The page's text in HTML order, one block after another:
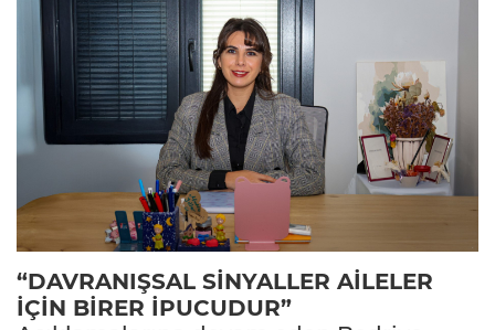
“DAVRANIŞSAL SİNYALLER AİLELER
İÇİN BİRER İPUCUDUR”